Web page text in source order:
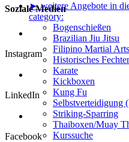
► weitere Angebote in
category:
Bogenschießen
Brazilian Jiu Jitsu
Filipino Martial
Historisches
Karate
Kickboxen
Kung Fu
Selbstverteidigung
Striking-Sparring
Thaiboxen/Muay
Kurssuche
Soziale Medien
Instagram
LinkedIn
Facebook